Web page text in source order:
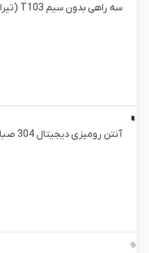
سه راهی بدون سیم T103 (تیراژه)
آنتن رومیزی دیجیتال 304 صبا (تیراژه)